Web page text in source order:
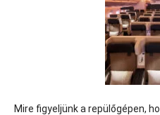
Mire figyeljünk a repülőgépen,